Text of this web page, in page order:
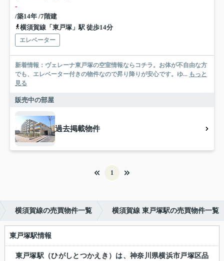
-
/築14年 /7階建
横須賀線「東戸塚」駅 徒歩14分
エレベーター
新着情報：ヴェレーナ東戸塚の空室情報ならコチラ。お体が不自由な方
でも、エレベーター付きの物件なので昇り降りが安心です。ゆ... もっと
見る
販売中の部屋
過去掲載物件
1
横須賀線の売買物件一覧 横須賀線 東戸塚駅の売買物件一覧
東戸塚駅情報
東戸塚駅（ひがしとつかえき）は、神奈川県横浜市戸塚区品